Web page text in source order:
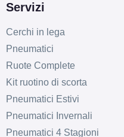
Servizi
Cerchi in lega
Pneumatici
Ruote Complete
Kit ruotino di scorta
Pneumatici Estivi
Pneumatici Invernali
Pneumatici 4 Stagioni